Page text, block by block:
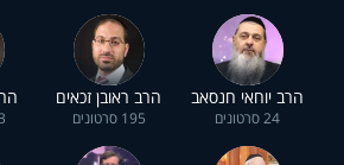
הרב יוחאי חנסאב
24 סרטונים
הרב ראובן זכאים
195 סרטונים